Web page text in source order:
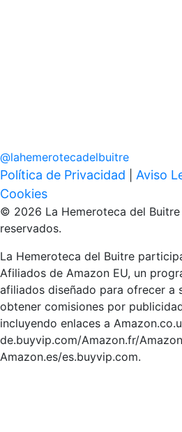
@lahemerotecadelbuitre
Política de Privacidad Aviso
Cookies
© 2026 La Hemeroteca del
reservados.
La Hemeroteca del Buitre
Afiliados de Amazon EU, un
afiliados diseñado para ofrecer a
obtener comisiones por
incluyendo enlaces a
de.buyvip.com/Amazon.fr/
Amazon.es/es.buyvip.com.